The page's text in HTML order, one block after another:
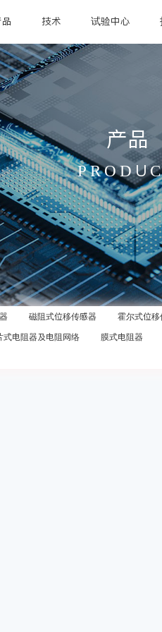
技术 试验中心
产品
磁阻式位移传感器 霍尔式位
式电阻器及电阻网络 膜式电阻器